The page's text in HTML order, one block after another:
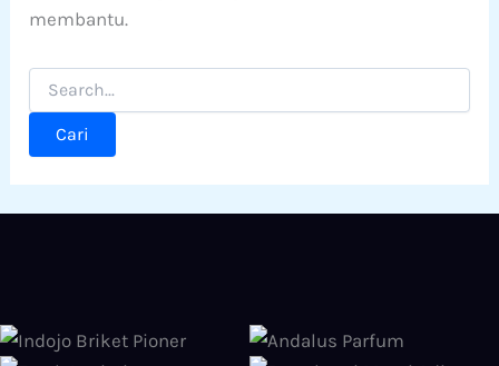
membantu.
untuk: